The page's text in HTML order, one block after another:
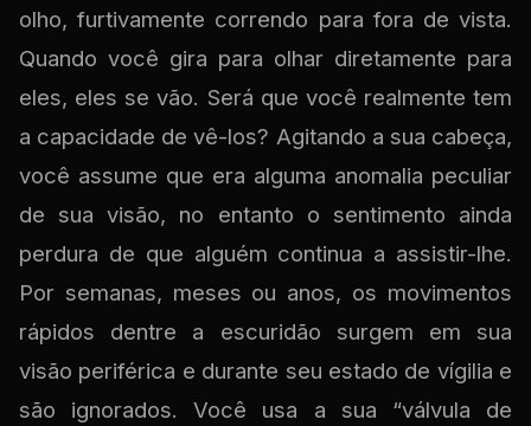
olho, furtivamente correndo para fora de vista.
Quando você gira para olhar diretamente para
eles, eles se vão. Será que você realmente tem
a capacidade de vê-los? Agitando a sua cabeça,
você assume que era alguma anomalia peculiar
de sua visão, no entanto o sentimento ainda
perdura de que alguém continua a assistir-lhe.
Por semanas, meses ou anos, os movimentos
rápidos dentre a escuridão surgem em sua
visão periférica e durante seu estado de vígilia e
são ignorados. Você usa a sua “válvula de